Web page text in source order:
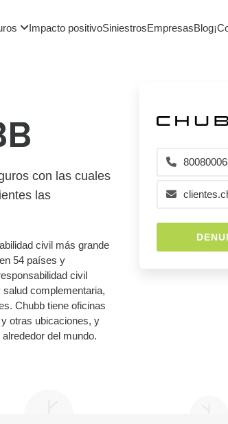
Impacto positivoSiniestrosEmpresasBlog
con las cuales
las
civil más grande
54 países y
civil
complementaria,
Chubb tiene oficinas
otras ubicaciones, y
del mundo.